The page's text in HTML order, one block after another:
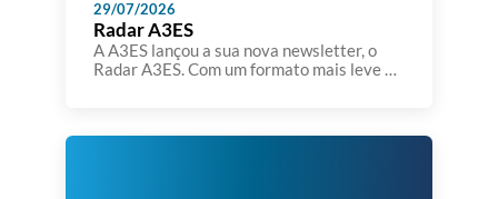
29/07/2026
Radar A3ES
A A3ES lançou a sua nova newsletter, o
Radar A3ES. Com um formato mais leve e